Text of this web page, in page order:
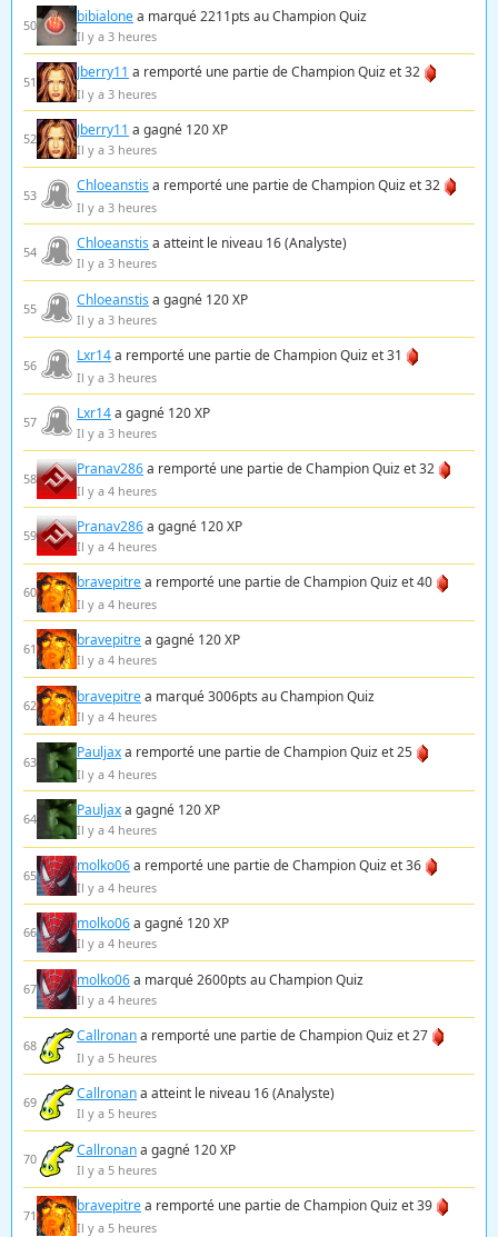
50 bibialonea marqué 2211pts au Champion Quiz
Il y a 3 heures
51
Jberry11 a remporté une partie de Champion Quiz et 32
Il y a 3 heures
52 Jberry11 a gagné 120 XP
Il y a 3 heures
53
Chloeanstisa remporté une partie de Champion Quiz et 32
Il y a 3 heures
54 Chloeanstisa atteint le niveau 16 (Analyste)
Il y a 3 heures
55 Chloeanstisa gagné 120 XP
Il y a 3 heures
56
Lxr14a remporté une partie de Champion Quiz et 31
Il y a 3 heures
57 Lxr14a gagné 120 XP
Il y a 3 heures
58
Pranav286a remporté une partie de Champion Quiz et 32
Il y a 4 heures
59 Pranav286a gagné 120 XP
Il y a 4 heures
60
bravepitrea remporté une partie de Champion Quiz et 40
Il y a 4 heures
61 bravepitrea gagné 120 XP
Il y a 4 heures
62 bravepitrea marqué 3006pts au Champion Quiz
Il y a 4 heures
63
Pauljaxa remporté une partie de Champion Quiz et 25
Il y a 4 heures
64 Pauljaxa gagné 120 XP
Il y a 4 heures
65
molko06a remporté une partie de Champion Quiz et 36
Il y a 4 heures
66 molko06a gagné 120 XP
Il y a 4 heures
67 molko06a marqué 2600pts au Champion Quiz
Il y a 4 heures
68
Callronana remporté une partie de Champion Quiz et 27
Il y a 5 heures
69 Callronana atteint le niveau 16 (Analyste)
Il y a 5 heures
70 Callronana gagné 120 XP
Il y a 5 heures
71
bravepitrea remporté une partie de Champion Quiz et 39
Il y a 5 heures